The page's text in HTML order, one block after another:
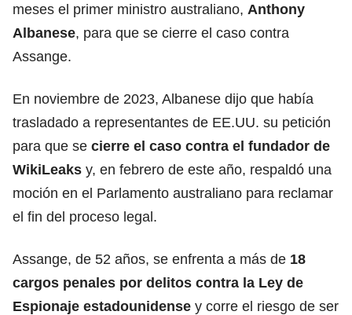
meses el primer ministro australiano, Anthony
Albanese, para que se cierre el caso contra
Assange.
En noviembre de 2023, Albanese dijo que había
trasladado a representantes de EE.UU. su petición
para que se cierre el caso contra el fundador de
WikiLeaks y, en febrero de este año, respaldó una
moción en el Parlamento australiano para reclamar
el fin del proceso legal.
Assange, de 52 años, se enfrenta a más de 18
cargos penales por delitos contra la Ley de
Espionaje estadounidense y corre el riesgo de ser